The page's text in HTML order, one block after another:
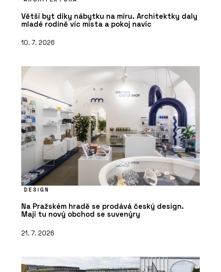
Větší byt díky nábytku na míru. Architektky daly
mladé rodině víc místa a pokoj navíc
10. 7. 2026
DESIGN
Na Pražském hradě se prodává český design.
Mají tu nový obchod se suvenýry
21. 7. 2026